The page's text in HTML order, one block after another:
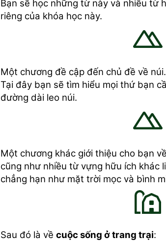
Bạn sẽ học những từ này và nhiều từ
riêng của khóa học này.
Một chương đề cập đến chủ đề về núi.
Tại đây bạn sẽ tìm hiểu mọi thứ bạn
đường dài leo núi.
Một chương khác giới thiệu cho bạn
cũng như nhiều từ vựng hữu ích khác
chẳng hạn như mặt trời mọc và bình
Sau đó là về cuộc sống ở trang trại: